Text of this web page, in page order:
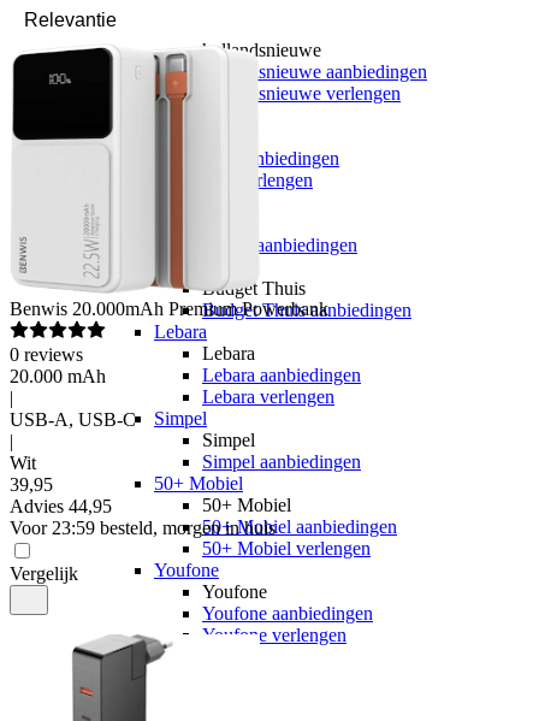
hollandsnieuwe
hollandsnieuwe aanbiedingen
hollandsnieuwe verlengen
Ben aanbiedingen
Ben verlengen
Simyo aanbiedingen
Budget Thuis
Budget Thuis aanbiedingen
Lebara
Lebara
Lebara aanbiedingen
Lebara verlengen
Simpel
Simpel
Simpel aanbiedingen
50+ Mobiel
50+ Mobiel
50+ Mobiel aanbiedingen
50+ Mobiel verlengen
Youfone
Youfone
Youfone aanbiedingen
Youfone verlengen
Alle telefoons
Alle aanbiedingen
Benwis 20.000mAh Premium Powerbank
0 reviews
20.000 mAh
|
USB-A, USB-C
|
Wit
39,95
Advies 44,95
Voor 23:59 besteld, morgen in huis
Vergelijk